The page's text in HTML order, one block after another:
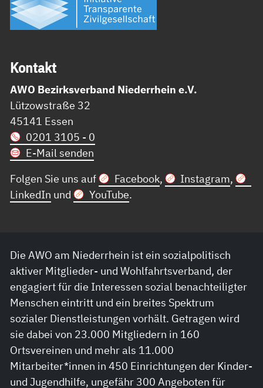
Kon­takt
AWO Bezirksverband Niederrhein e.V.
Lützowstraße 32
45141 Essen
0201 3105 - 0
E-Mail senden
Folgen Sie uns auf
Facebook, Instagram,
LinkedIn und YouTube.
Die AWO am Niederrhein ist ein sozialpolitisch
aktiver Mitglieder- und Wohlfahrtsverband, der
engagiert für die Interessen sozial benachteiligter
Menschen eintritt und ein breites Spektrum
sozialer Dienstleistungen vorhält. Getragen wird
sie dabei von 23.000 Mitgliedern in 160
Ortsvereinen und mehr als 11.000
Mitarbeiter*innen in 450 Einrichtungen der Kinder-
und Jugendhilfe, ungefähr 300 Angeboten für